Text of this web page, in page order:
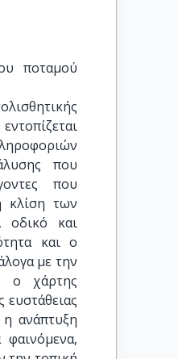
ποταμού
που
που
κλίση των
οδικό και
και ο
με την
ο χάρτης
ευστάθειας
ανάπτυξη